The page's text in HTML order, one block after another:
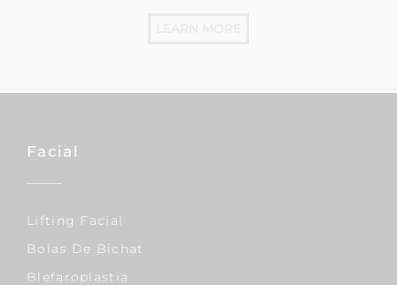
Facial
Lifting Facial
Bolas De Bichat
Blefaroplastia